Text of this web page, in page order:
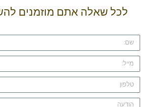
לכל שאלה אתם מוזמנים